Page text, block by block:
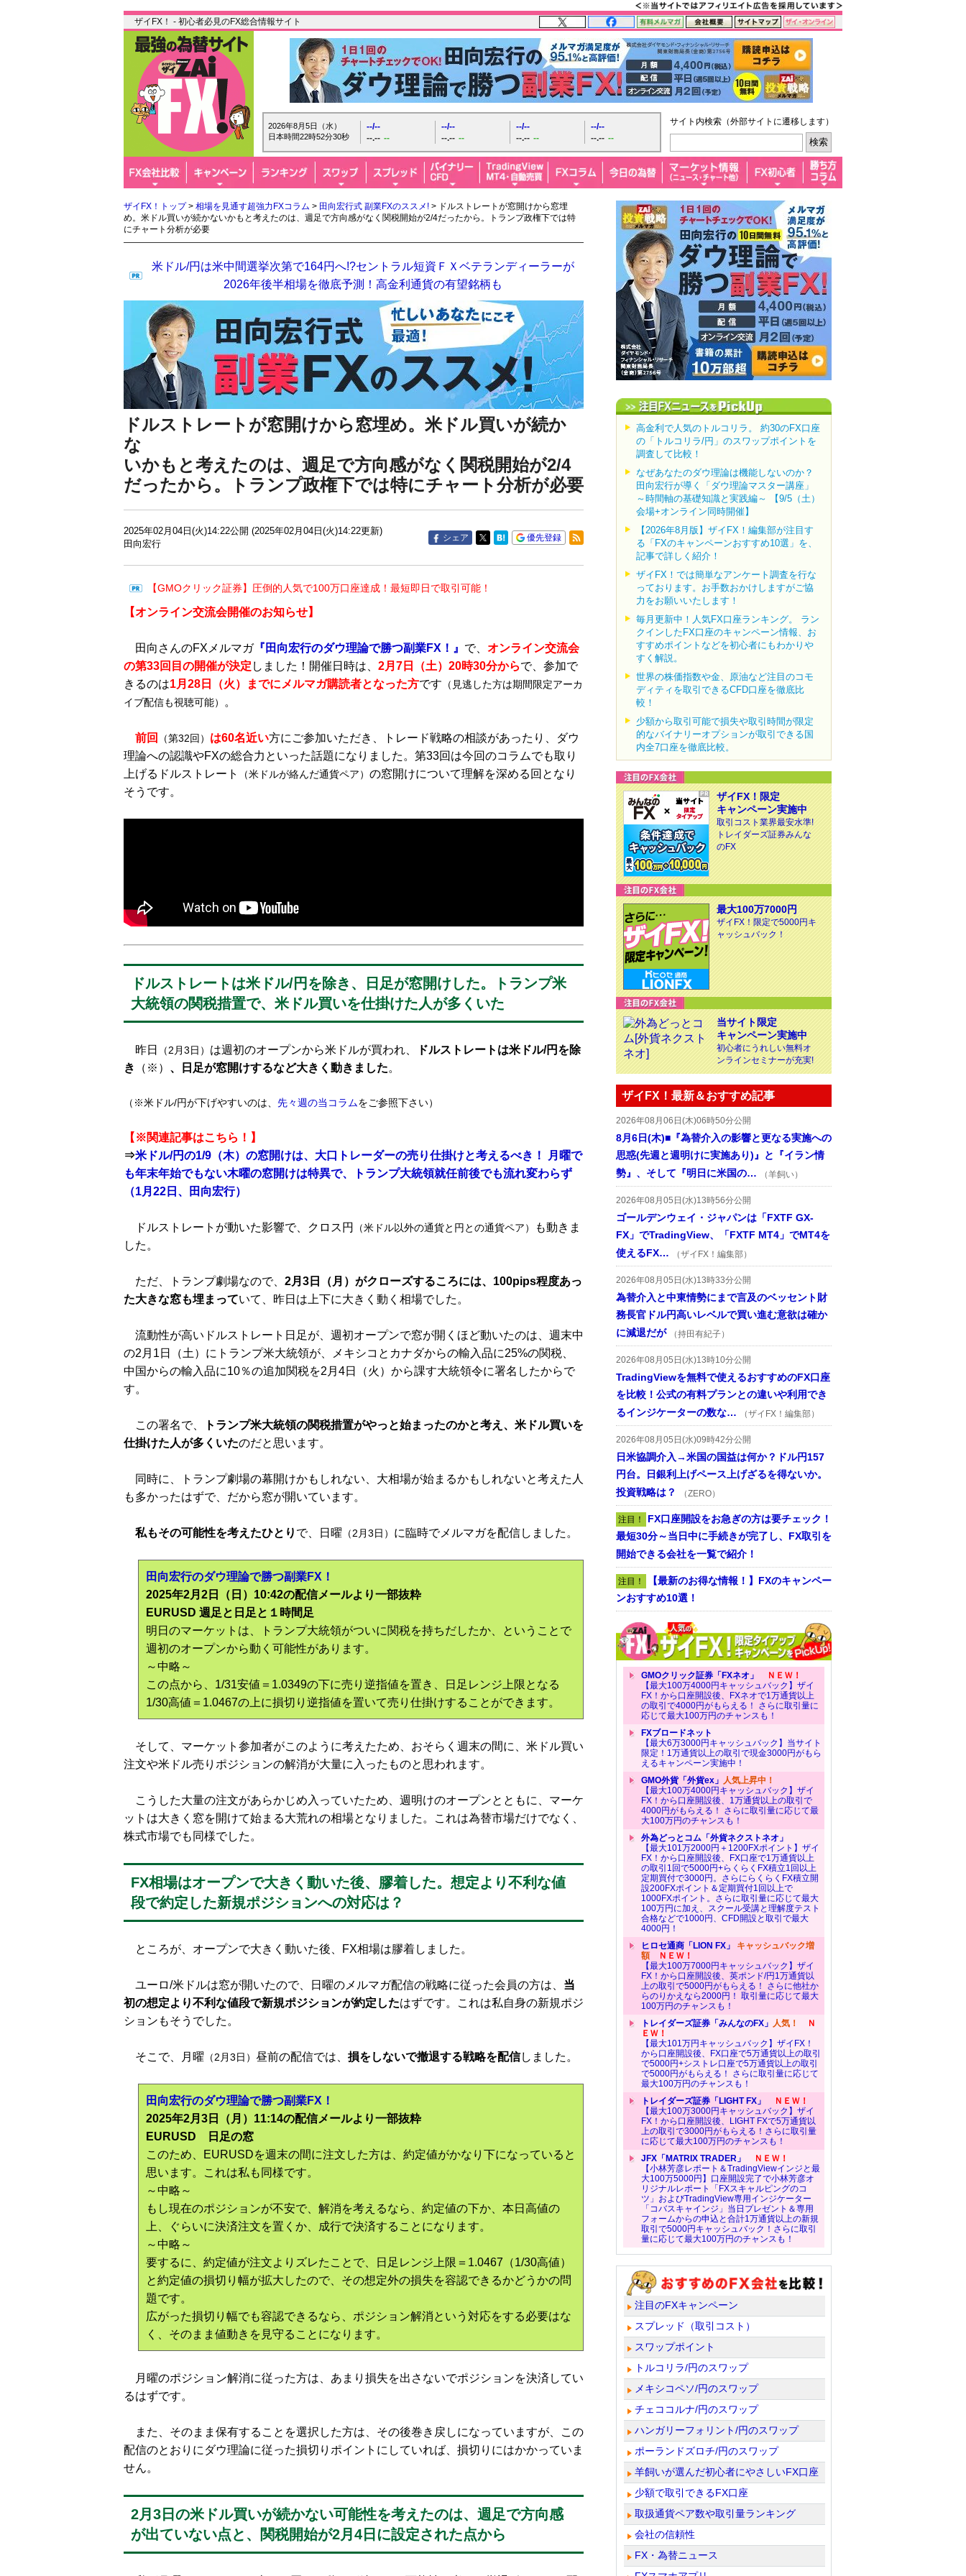
ザイFX！ - 初心者必見のFX総合情報サイト
2026年8月5日（水）
日本時間22時52分31秒
--/--
--.-- --
--/--
--.-- --
--/--
--.-- --
--/--
--.-- --
サイト内検索（外部サイトに遷移します）
ザイFX！トップ> 相場を見通す超強力FXコラム > 田向宏行式 副業FXのススメ! > ドルストレートが窓開けから窓埋
め。米ドル買いが続かないかもと考えたのは、週足で方向感がなく関税開始が2/4だったから。トランプ政権下では特
にチャート分析が必要
米ドル/円は米中間選挙次第で164円へ!?セントラル短資ＦＸベテランディーラーが
2026年後半相場を徹底予測！高金利通貨の有望銘柄も
ドルストレートが窓開けから窓埋め。米ドル買いが続か
な
いかもと考えたのは、週足で方向感がなく関税開始が2/4
だったから。トランプ政権下では特にチャート分析が必要
2025年02月04日(火)14:22公開 (2025年02月04日(火)14:22更新)
田向宏行
シェア 優先登録
【GMOクリック証券】圧倒的人気で100万口座達成！最短即日で取引可能！
【オンライン交流会開催のお知らせ】
田向さんのFXメルマガ『田向宏行のダウ理論で勝つ副業FX！』 で、 オンライン交流会
の第33回目の開催が決定 しました！開催日時は、 2月7 日（土）20時30分からで、参加で
きるのは1月28日（火）までにメルマガ購読者となった方です （見逃した方は期間限定アーカ
イブ配信も視聴可能）
。
前回 （第32回） は60名近い方にご参加いただき、トレード戦略の相談があったり、ダウ
理論への認識やFXの総合力といった話題になりました。第33回は今回のコラムでも取り
上げるドルストレート
（米ドルが絡んだ通貨ペア） の窓開けについて理解を深める回となり
そうです。
ドルストレートは米ドル/円を除き、日足が窓開けした。
トランプ米
大統領の関税措置で、米ドル買いを仕掛けた人が多くいた
昨日 （2月3日） は週初のオープンから米ドルが買われ、
ドルストレートは米ドル/円を除
き
（※） 、日足が窓開けするなど大きく動きました。
（※米ドル/円が下げやすいのは、 先々週の当コラムをご参照下さい）
【※関連記事はこちら！】
⇒米ドル/円の1/9（木）の窓開けは、大口トレーダーの売り仕掛けと考えるべき！ 月曜で
も年末年始でもない木曜の窓開けは特異で、トランプ大統領就任前後でも流れ変わらず
（1月22日、田向宏行）
ドルストレートが動いた影響で、クロス円 （米ドル以外の通貨と円との通貨ペア）
も動きま
した。
ただ、トランプ劇場なので、 2月3日（月）がクローズするころには、100pips程度あっ
た大きな窓も埋まっていて、昨日は上下に大きく動く相場でした。
流動性が高いドルストレート日足が、週初オープンで窓が開くほど動いたのは、週末中
の2月1日（土）にトランプ米大統領が、メキシコとカナダからの輸入品に25%の関税、
中国からの輸入品に10％の追加関税を2月4日（火）から課す大統領令に署名したからで
す。
この署名で、
トランプ米大統領の関税措置がやっと始まったのかと考え、米ドル買いを
仕掛けた人が多くいたのだと思います。
同時に、トランプ劇場の幕開けかもしれない、大相場が始まるかもしれないと考えた人
も多かったはずで、だから窓が開いています。
私もその可能性を考えたひとり で、日曜 （2月3日） に臨時でメルマガを配信しました。
田向宏行のダウ理論で勝つ副業FX！
2025年2月2日（日）10:42の配信メールより一部抜粋
EURUSD 週足と日足と１時間足
明日のマーケットは、トランプ大統領がついに関税を持ちだしたか、ということで
週初のオープンから動く可能性があります。
～中略～
この点から、1/31安値＝1.0349の下に売り逆指値を置き、日足レンジ上限となる
1/30高値＝1.0467の上に損切り逆指値を置いて売り仕掛けすることができます。
そして、マーケット参加者がこのように考えたため、おそらく週末の間に、米ドル買い
注文や米ドル売りポジションの解消が大量に入ったものと思われます。
こうした大量の注文があらかじめ入っていたため、週明けのオープンとともに、マーケ
ットは大きく窓を開けて始まる大荒れの相場となりました。これは為替市場だけでなく、
株式市場でも同様でした。
FX相場はオープンで大きく動いた後、膠着した。想定より不利な値
段で約定した新規ポジションへの対応は？
ところが、オープンで大きく動いた後、FX相場は膠着しました。
ユーロ/米ドルは窓が開いたので、日曜のメルマガ配信の戦略に従った会員の方は、 当
初の想定より不利な値段で新規ポジションが約定したはずです。これは私自身の新規ポジ
ションもそうでした。
そこで、月曜 （2月3日） 昼前の配信では、 損をしないで撤退する戦略を配信しました。
田向宏行のダウ理論で勝つ副業FX！
2025年2月3日（月）11:14の配信メールより一部抜粋
EURUSD 日足の窓
このため、EURUSDを週末の間に注文した方は、約定値がかなり下になっていると
思います。これは私も同様です。
～中略～
もし現在のポジションが不安で、解消を考えるなら、約定値の下か、本日高値の
上、ぐらいに決済注文を置くか、成行で決済することになります。
～中略～
要するに、約定値が注文よりズレたことで、日足レンジ上限＝1.0467（1/30高値）
と約定値の損切り幅が拡大したので、その想定外の損失を容認できるかどうかの問
題です。
広がった損切り幅でも容認できるなら、ポジション解消という対応をする必要はな
く、そのまま値動きを見守ることになります。
月曜のポジション解消に従った方は、あまり損失を出さないでポジションを決済してい
るはずです。
また、そのまま保有することを選択した方は、その後巻き戻しになっていますが、この
配信のとおりにダウ理論に従った損切りポイントにしていれば、損切りにはかかっていま
せん。
2月3日の米ドル買いが続かない可能性を考えたのは、週足で方向感
が出ていない点と、関税開始が2月4日に設定された点から
高金利で人気のトルコリラ。 約30のFX口座
の「トルコリラ/円」のスワップポイントを
調査して比較！
なぜあなたのダウ理論は機能しないのか？
田向宏行が導く「ダウ理論マスター講座」
～時間軸の基礎知識と実践編～ 【9/5（土）
会場+オンライン同時開催】
【2026年8月版】ザイFX！編集部が注目す
る「FXのキャンペーンおすすめ10選」を、
記事で詳しく紹介！
ザイFX！では簡単なアンケート調査を行な
っております。お手数おかけしますがご協
力をお願いいたします！
毎月更新中！人気FX口座ランキング。 ラン
クインしたFX口座のキャンペーン情報、お
すすめポイントなどを初心者にもわかりや
すく解説。
世界の株価指数や金、原油など注目のコモ
ディティを取引できるCFD口座を徹底比
較！
少額から取引可能で損失や取引時間が限定
的なバイナリーオプションが取引できる国
内全7口座を徹底比較。
ザイFX！限定
キャンペーン実施中
取引コスト業界最安水準!
トレイダーズ証券みんな
のFX
最大100万7000円
ザイFX！限定で5000円キ
ャッシュバック！
当サイト限定
キャンペーン実施中
初心者にうれしい無料オ
ンラインセミナーが充実!
ザイFX！最新＆おすすめ記事
2026年08月06日(木)06時50分公開
8月6日(木)■『為替介入の影響と更なる実施への
思惑(先週と週明けに実施あり)』と『イラン情
勢』、そして『明日に米国の…
（羊飼い）
2026年08月05日(水)13時56分公開
ゴールデンウェイ・ジャパンは「FXTF GX-
FX」でTradingView、「FXTF MT4」でMT4を
使えるFX…
（ザイFX！編集部）
2026年08月05日(水)13時33分公開
為替介入と中東情勢にまで言及のベッセント財
務長官ドル円高いレベルで買い進む意欲は確か
に減退だが
（持田有紀子）
2026年08月05日(水)13時10分公開
TradingViewを無料で使えるおすすめのFX口座
を比較！公式の有料プランとの違いや利用でき
るインジケーターの数な…
（ザイFX！編集部）
2026年08月05日(水)09時42分公開
日米協調介入→米国の国益は何か？ドル円157
円台。日銀利上げペース上げざるを得ないか。
投資戦略は？
（ZERO）
注目！ FX口座開設をお急ぎの方は要チェック！
最短30分～当日中に手続きが完了し、FX取引を
開始できる会社を一覧で紹介！
注目！ 【最新のお得な情報！】FXのキャンペー
ンおすすめ10選！
GMOクリック証券「FXネオ」
ＮＥＷ！
【最大100万4000円キャッシュバック】ザイ
FX！から口座開設後、FXネオで1万通貨以上
の取引で4000円がもらえる！ さらに取引量に
応じて最大100万円のチャンスも！
FXブロードネット
【最大6万3000円キャッシュバック】当サイト
限定！1万通貨以上の取引で現金3000円がもら
えるキャンペーン実施中！
GMO外貨「外貨ex」 人気上昇中！
【最大100万4000円キャッシュバック】ザイ
FX！から口座開設後、1万通貨以上の取引で
4000円がもらえる！ さらに取引量に応じて最
大100万円のチャンスも！
外為どっとコム「外貨ネクストネオ」
【最大101万2000円＋1200FXポイント】ザイ
FX！から口座開設後、FX口座で1万通貨以上
の取引1回で5000円+らくらくFX積立1回以上
定期買付で3000円。さらにらくらくFX積立開
設200FXポイント＆定期買付1回以上で
1000FXポイント。さらに取引量に応じて最大
100万円に加え、スクール受講と理解度テスト
合格などで1000円、CFD開設と取引で最大
4000円！
ヒロセ通商「LION FX」 キャッシュバック増
額ＮＥＷ！
【最大100万7000円キャッシュバック】ザイ
FX！から口座開設後、英ポンド/円1万通貨以
上の取引で5000円がもらえる！ さらに他社か
らのりかえなら2000円！ 取引量に応じて最大
100万円のチャンスも！
トレイダーズ証券「みんなのFX」 人気！
Ｎ
ＥＷ！
【最大101万円キャッシュバック】ザイFX！
から口座開設後、FX口座で5万通貨以上の取引
で5000円+シストレ口座で5万通貨以上の取引
で5000円がもらえる！ さらに取引量に応じて
最大100万円のチャンスも！
トレイダーズ証券「LIGHT FX」
ＮＥＷ！
【最大100万3000円キャッシュバック】ザイ
FX！から口座開設後、LIGHT FXで5万通貨以
上の取引で3000円がもらえる！さらに取引量
に応じて最大100万円のチャンスも！
JFX「MATRIX TRADER」
ＮＥＷ！
【小林芳彦レポート＆TradingViewインジと最
大100万5000円】口座開設完了で小林芳彦オ
リジナルレポート「FXスキャルピングのコ
ツ」およびTradingView専用インジケーター
「コバスキャインジ」当日プレゼント＆専用
フォームからの申込と合計1万通貨以上の新規
取引で5000円キャッシュバック！さらに取引
量に応じて最大100万円のチャンスも！
注目のFXキャンペーン
スプレッド（取引コスト）
スワップポイント
トルコリラ/円のスワップ
メキシコペソ/円のスワップ
チェココルナ/円のスワップ
ハンガリーフォリント/円のスワップ
ポーランドズロチ/円のスワップ
羊飼いが選んだ初心者にやさしいFX口座
少額で取引できるFX口座
取扱通貨ペア数や取引量ランキング
会社の信頼性
FX・為替ニュース